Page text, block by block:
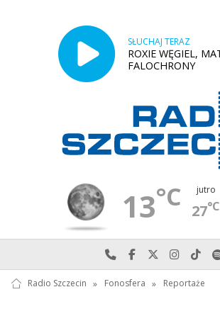
SŁUCHAJ TERAZ
ROXIE WĘGIEL,
FALOCHRONY
13°C jutro
27°C
Najlepiej po prostu do
Odwiedź nas na
Odwiedź nas
Radio Szczecin » Fonosfera » Reportaże